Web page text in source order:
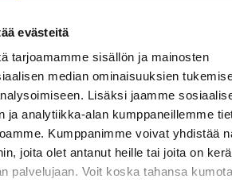
evästeitä
tarjoamamme sisällön ja mainosten
median ominaisuuksien
Lisäksi jaamme
ja analytiikka-alan kumppaneillemme
Kumppanimme voivat yhdistää
joita olet antanut heille tai joita on
palvelujaan. Voit koska tahansa
– JYPin ja KeuPa HT:n